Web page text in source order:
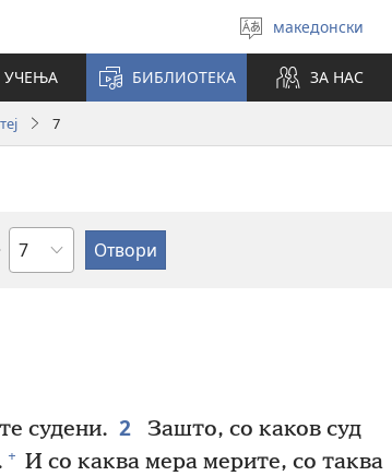
Избери
јазик
македонски
УЧЕЊА БИБЛИОТЕКА ЗА НАС
7
Поглавје
судени. 2
Зашто, со каков суд
+ И со каква мера мерите, со таква